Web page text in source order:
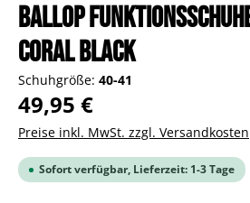
BALLOP
Coral black
Schuhgröße: 40-41
Regulärer Preis:
49,95 €
Preise inkl. MwSt. zzgl. Versandkosten
Sofort verfügbar, Lieferzeit: 1-3 Tage